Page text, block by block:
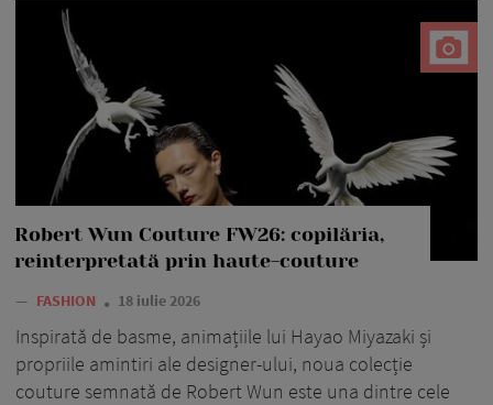
Robert Wun Couture FW26: copilăria,
reinterpretată prin haute-couture
— FASHION 18 iulie 2026
Inspirată de basme, animațiile lui Hayao Miyazaki și
propriile amintiri ale designer-ului, noua colecție
couture semnată de Robert Wun este una dintre cele